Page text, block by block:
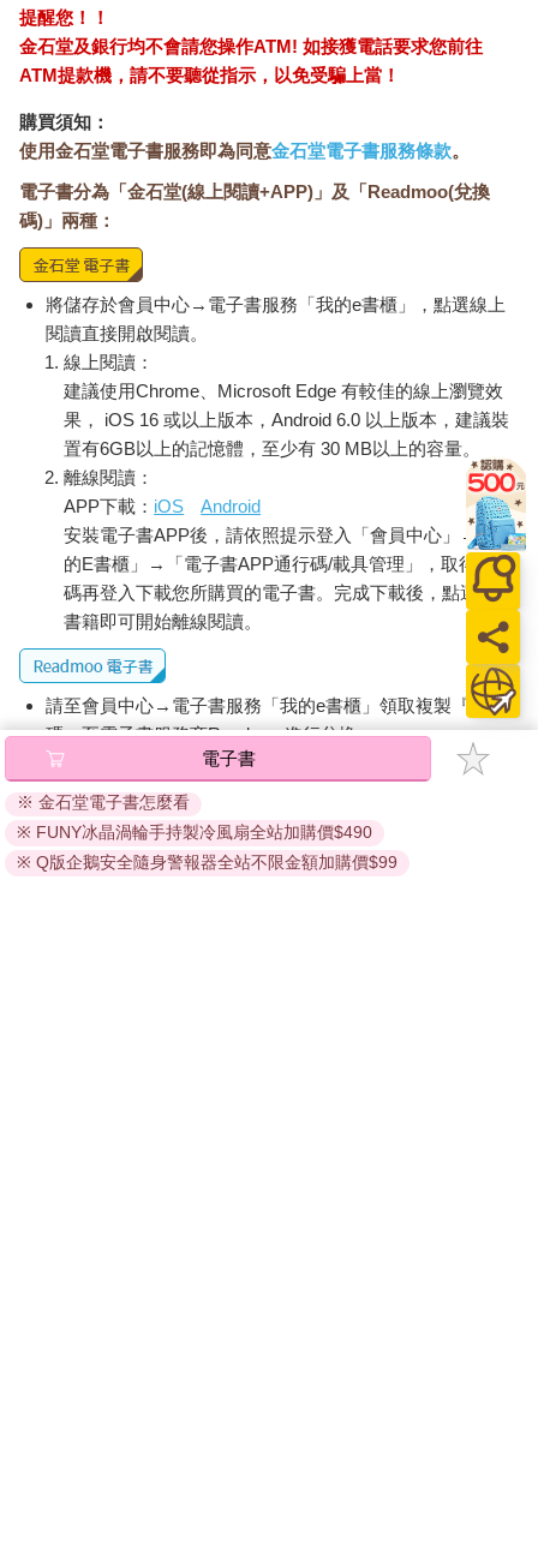
提醒您！！
金石堂及銀行均不會請您操作ATM! 如接獲電話要求您前往
ATM提款機，請不要聽從指示，以免受騙上當！
購買須知：
使用金石堂電子書服務即為同意金石堂電子書服務條款。
電子書分為「金石堂(線上閱讀+APP)」及「Readmoo(兌換
碼)」兩種：
將儲存於會員中心→電子書服務「我的e書櫃」，點選線上
閱讀直接開啟閱讀。
線上閱讀：
建議使用Chrome、Microsoft Edge 有較佳的線上瀏覽效
果， iOS 16 或以上版本，Android 6.0 以上版本，建議裝
置有6GB以上的記憶體，至少有 30 MB以上的容量。
離線閱讀：
APP下載： iOS
Android
安裝電子書APP後，請依照提示登入「會員中心」→「我
的E書櫃」→「電子書APP通行碼/載具管理」，取得通行
碼再登入下載您所購買的電子書。完成下載後，點選任一
書籍即可開始離線閱讀。
請至會員中心→電子書服務「我的e書櫃」領取複製『兌換
碼』至電子書服務商Readmoo進行兌換。
退換貨須知：
因版權保護，您在金石堂所購買的電子書僅能以金石堂專屬
的閱讀軟體開啟閱讀，無法以其他閱讀器或直接下載檔案。
依據「消費者保護法」第19條及行政院消費者保護處公告之
電子書
※ 金石堂電子書怎麼看
※ FUNY冰晶渦輪手持製冷風扇全站加購價$490
※ Q版企鵝安全隨身警報器全站不限金額加購價$99